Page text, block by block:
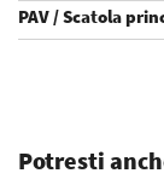
Potresti